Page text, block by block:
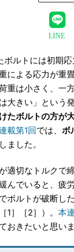
LINE
ボルトには初期
による応力が重
重は小さく、一
大きい」という
たボルトの方が
載第1回では、 ボ
ました。
適切なトルクで
んでいると、疲
ボルトが破断し
1］［2］）。 本
おきたいと思いま